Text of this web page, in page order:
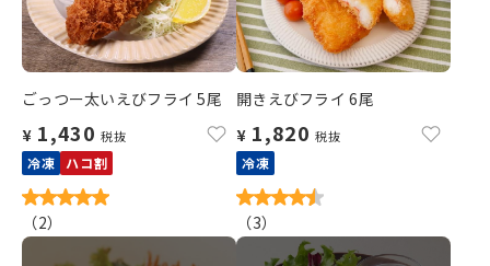
ごっつー太いえびフライ 5尾
¥ 1,430 税抜
冷凍 ハコ割
（2）
開きえびフライ 6尾
¥ 1,820 税抜
冷凍
（3）